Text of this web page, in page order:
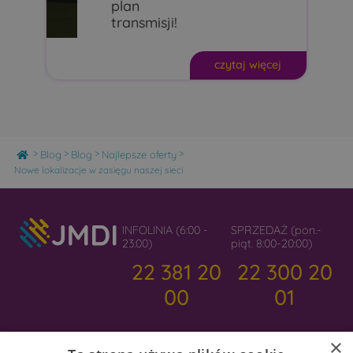
plan
transmisji!
czytaj więcej
Home
> Blog > Blog > Najlepsze oferty>
Nowe lokalizacje w zasięgu naszej sieci
INFOLINIA (6:00 -
23:00)
22 381 20
00
SPRZEDAŻ (pon.-
piąt. 8:00-20:00)
22 300 20
01
×